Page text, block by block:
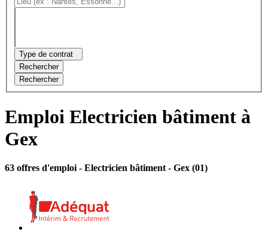
Type de contrat
Rechercher
Rechercher
Emploi Electricien bâtiment à
Gex
63 offres d'emploi - Electricien bâtiment - Gex (01)